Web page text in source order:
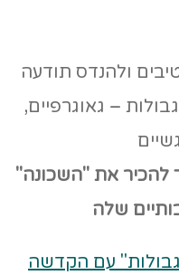
ולהנדס תודעה
– גאוגרפיים,
להכיר את "השכונה"
שלה
עם הקדשה